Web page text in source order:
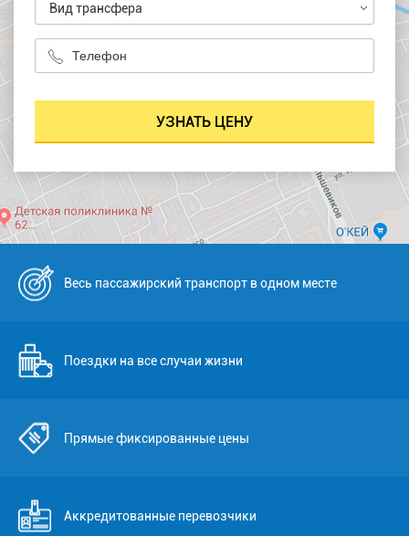
Вид трансфера
Весь пассажирский транспорт в одном месте
Поездки на все случаи жизни
Прямые фиксированные цены
Аккредитованные перевозчики